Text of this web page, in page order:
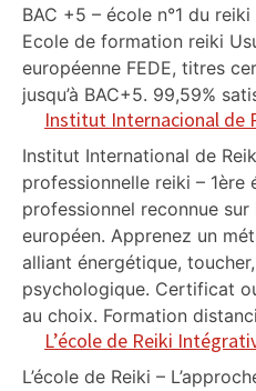
BAC +5 – école n°1 du
Ecole de formation reiki
européenne FEDE, titres
jusqu’à BAC+5. 99,59%
Institut Internacional de
Institut International de
professionnelle reiki – 1ère
professionnel reconnue
européen. Apprenez un
alliant énergétique,
psychologique. Certificat
au choix. Formation
L’école de Reiki
L’école de Reiki –